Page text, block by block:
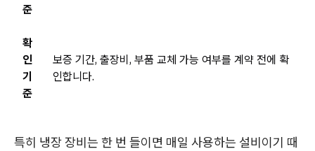
준
확
인
기
준
보증 기간, 출장비, 부품 교체 가능 여부를 계약 전에 확
인합니다.
특히 냉장 장비는 한 번 들이면 매일 사용하는 설비이기 때